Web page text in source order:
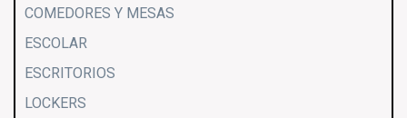
COMEDORES Y MESAS
ESCOLAR
ESCRITORIOS
LOCKERS